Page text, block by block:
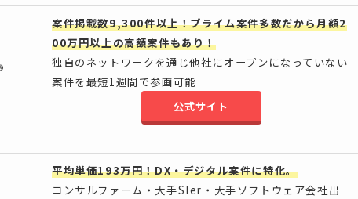
案件掲載数9,300件以上！プライム案件多数だから月額2
00万円以上の高額案件もあり！
独自のネットワークを通じ他社にオープンになっていない
案件を最短1週間で参画可能
公式サイト
平均単価193万円！DX・デジタル案件に特化。
コンサルファーム・大手SIer・大手ソフトウェア会社出